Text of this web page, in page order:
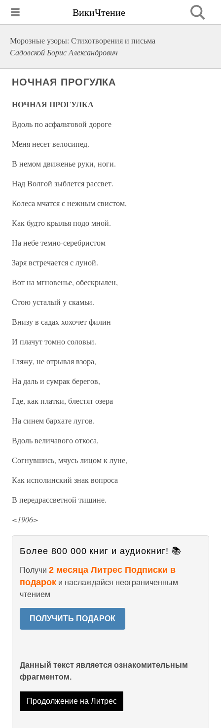
ВикиЧтение
Морозные узоры: Стихотворения и письма
Садовской Борис Александрович
НОЧНАЯ ПРОГУЛКА
НОЧНАЯ ПРОГУЛКА
Вдоль по асфальтовой дороге
Меня несет велосипед.
В немом движенье руки, ноги.
Над Волгой зыблется рассвет.
Колеса мчатся с нежным свистом,
Как будто крылья подо мной.
На небе темно-серебристом
Заря встречается с луной.
Вот на мгновенье, обескрылен,
Стою усталый у скамьи.
Внизу в садах хохочет филин
И плачут томно соловьи.
Гляжу, не отрывая взора,
На даль и сумрак берегов,
Где, как платки, блестят озера
На синем бархате лугов.
Вдоль величавого откоса,
Согнувшись, мчусь лицом к луне,
Как исполинский знак вопроса
В передрассветной тишине.
<1906>
Более 800 000 книг и аудиокниг! 📚
Получи 2 месяца Литрес Подписки в
подарок и наслаждайся неограниченным
чтением
ПОЛУЧИТЬ ПОДАРОК
Данный текст является ознакомительным
фрагментом.
Продолжение на Литрес